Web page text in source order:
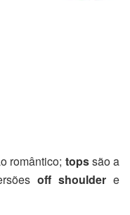
romântico; topssão a
off shoulder e